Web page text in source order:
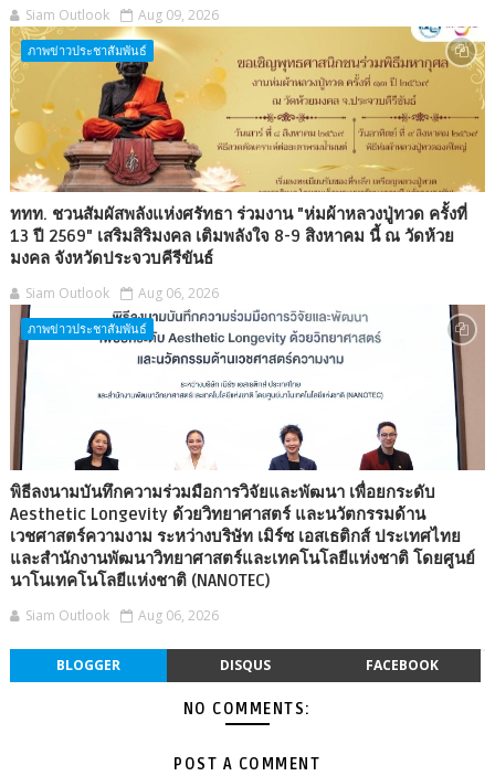
Siam Outlook Aug 09, 2026
ภาพข่าวประชาสัมพันธ์
ททท. ชวนสัมผัสพลังแห่งศรัทธา ร่วมงาน "ห่มผ้าหลวงปู่ทวด ครั้งที่
13 ปี 2569" เสริมสิริมงคล เติมพลังใจ 8-9 สิงหาคม นี้ ณ วัดห้วย
มงคล จังหวัดประจวบคีรีขันธ์
Siam Outlook Aug 06, 2026
ภาพข่าวประชาสัมพันธ์
พิธีลงนามบันทึกความร่วมมือการวิจัยและพัฒนา เพื่อยกระดับ
Aesthetic Longevity ด้วยวิทยาศาสตร์ และนวัตกรรมด้าน
เวชศาสตร์ความงาม ระหว่างบริษัท เมิร์ซ เอสเธติกส์ ประเทศไทย
และสำนักงานพัฒนาวิทยาศาสตร์และเทคโนโลยีแห่งชาติ โดยศูนย์
นาโนเทคโนโลยีแห่งชาติ (NANOTEC)
Siam Outlook Aug 06, 2026
BLOGGER DISQUS FACEBOOK
NO COMMENTS:
POST A COMMENT